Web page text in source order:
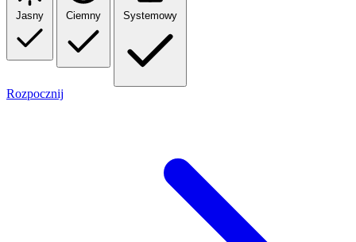
Jasny Ciemny Systemowy
Rozpocznij